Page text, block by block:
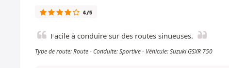
4/5
Facile à conduire sur des routes sinueuses.
Type de route: Route - Conduite: Sportive - Véhicule: Suzuki GSXR 750